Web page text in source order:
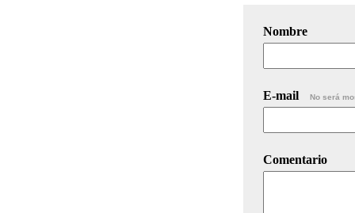
Nombre
E-mail No será
Comentario